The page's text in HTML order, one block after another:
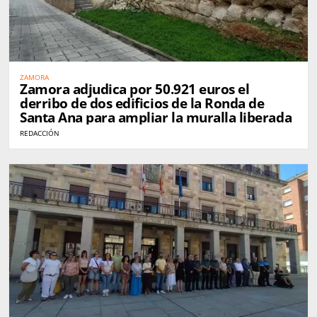
ZAMORA
Zamora adjudica por 50.921 euros el
derribo de dos edificios de la Ronda de
Santa Ana para ampliar la muralla liberada
REDACCIÓN